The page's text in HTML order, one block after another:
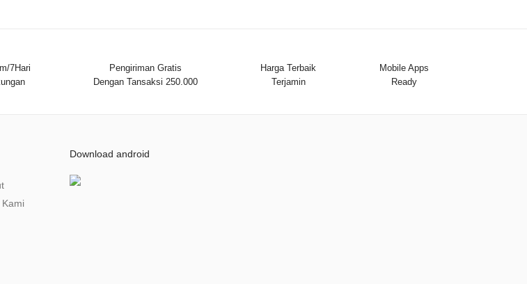
7Hari
Pengiriman Gratis
Dengan Tansaksi 250.000
Harga Terbaik
Terjamin
Mobile Apps
Ready
Download android